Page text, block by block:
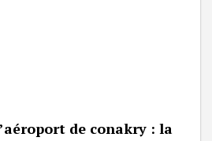
de conakry : la